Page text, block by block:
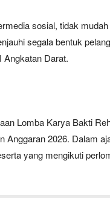
sosial, tidak
segala bentuk
Angkatan Darat.
Lomba Karya Bakti
Anggaran 2026. Dalam
yang mengikuti